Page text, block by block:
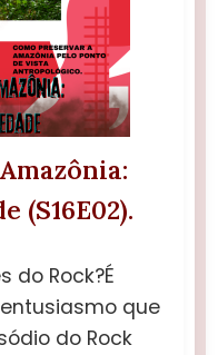
(S16E02).
do Rock?É
que
do Rock